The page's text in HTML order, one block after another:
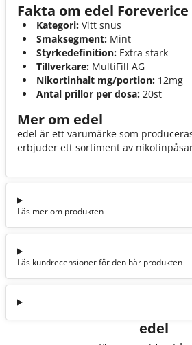
Fakta om edel Foreverice
Kategori: Vitt snus
Smaksegment: Mint
Styrkedefinition: Extra stark
Tillverkare: MultiFill AG
Nikortinhalt mg/portion: 12mg
Antal prillor per dosa: 20st
Mer om edel
edel är ett varumärke som
erbjuder ett sortiment av
Läs mer om produkten
Läs kundrecensioner för den här produkten
edel